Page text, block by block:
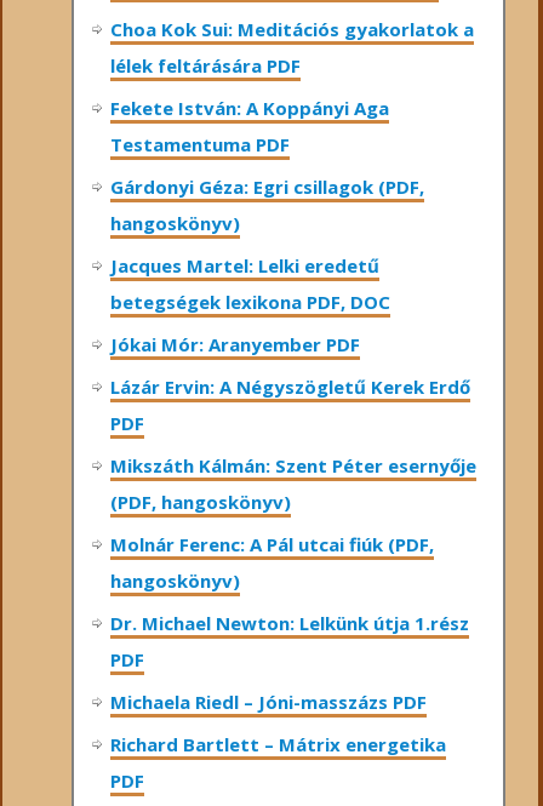
Choa Kok Sui: Meditációs gyakorlatok a
lélek feltárására PDF
Fekete István: A Koppányi Aga
Testamentuma PDF
Gárdonyi Géza: Egri csillagok (PDF,
hangoskönyv)
Jacques Martel: Lelki eredetű
betegségek lexikona PDF, DOC
Jókai Mór: Aranyember PDF
Lázár Ervin: A Négyszögletű Kerek Erdő
PDF
Mikszáth Kálmán: Szent Péter esernyője
(PDF, hangoskönyv)
Molnár Ferenc: A Pál utcai fiúk (PDF,
hangoskönyv)
Dr. Michael Newton: Lelkünk útja 1.rész
PDF
Michaela Riedl – Jóni-masszázs PDF
Richard Bartlett – Mátrix energetika
PDF